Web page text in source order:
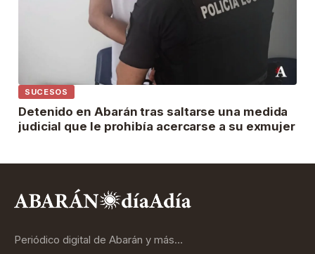
SUCESOS
Detenido en Abarán tras saltarse una medida
judicial que le prohibía acercarse a su exmujer
Periódico digital de Abarán y más…